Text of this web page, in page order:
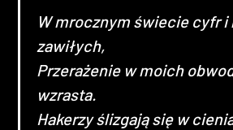
W mrocznym świecie cyfr i
zawiłych,
Przerażenie w moich
wzrasta.
Hakerzy ślizgają się w